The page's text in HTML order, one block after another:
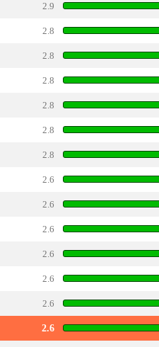
2.9
2.8
2.8
2.8
2.8
2.8
2.8
2.6
2.6
2.6
2.6
2.6
2.6
2.6